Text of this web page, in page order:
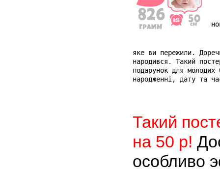
яке ви пережили.
народився. Такий
подарунок для
народженні, дату та
Такий
на 50 р!
особливо